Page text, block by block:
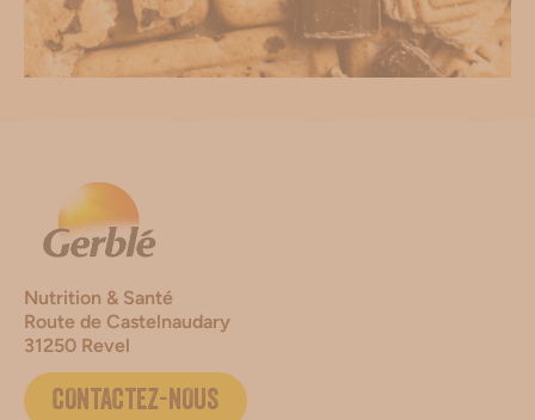
Nutrition & Santé
Route de Castelnaudary
31250 Revel
CONTACTEZ-NOUS